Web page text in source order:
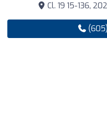
Cl. 19 15-136,